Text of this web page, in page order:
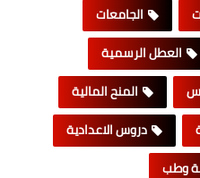
الجامعات
العطل الرسمية
المنح المالية
دروس الاعدادية
وطب